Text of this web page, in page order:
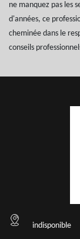
ne manquez pas les
d'années, ce
cheminée dans le
conseils
indisponible